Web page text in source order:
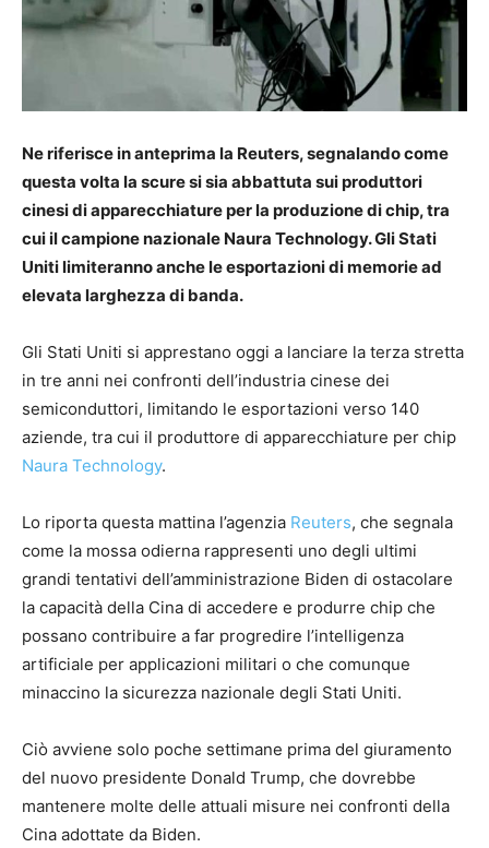
Ne riferisce in anteprima la Reuters, segnalando come
questa volta la scure si sia abbattuta sui produttori
cinesi di apparecchiature per la produzione di chip, tra
cui il campione nazionale Naura Technology. Gli Stati
Uniti limiteranno anche le esportazioni di memorie ad
elevata larghezza di banda.
Gli Stati Uniti si apprestano oggi a lanciare la terza stretta
in tre anni nei confronti dell’industria cinese dei
semiconduttori, limitando le esportazioni verso 140
aziende, tra cui il produttore di apparecchiature per chip
Naura Technology.
Lo riporta questa mattina l’agenzia Reuters, che segnala
come la mossa odierna rappresenti uno degli ultimi
grandi tentativi dell’amministrazione Biden di ostacolare
la capacità della Cina di accedere e produrre chip che
possano contribuire a far progredire l’intelligenza
artificiale per applicazioni militari o che comunque
minaccino la sicurezza nazionale degli Stati Uniti.
Ciò avviene solo poche settimane prima del giuramento
del nuovo presidente Donald Trump, che dovrebbe
mantenere molte delle attuali misure nei confronti della
Cina adottate da Biden.